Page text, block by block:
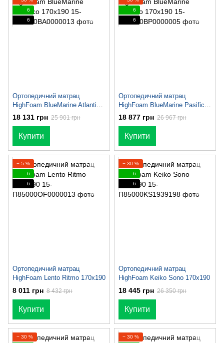
6
6
Ортопедичний матрац
HighFoam BlueMarine Atlantico
170х190
18 131 грн 25 901 грн
Купити
6
6
Ортопедичний матрац
HighFoam BlueMarine Pasifico
170х190
18 877 грн 26 967 грн
Купити
− 5 %
6
6
Ортопедичний матрац
HighFoam Lento Ritmo 170x190
8 011 грн 8 432 грн
Купити
− 30 %
6
6
Ортопедичний матрац
HighFoam Keiko Sono 170x190
18 445 грн 26 350 грн
Купити
− 30 %
− 30 %